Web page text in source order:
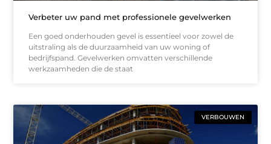
Verbeter uw pand met professionele gevelwerken
Een goed onderhouden gevel is essentieel voor zowel de
uitstraling als de duurzaamheid van uw woning of
bedrijfspand. Gevelwerken omvatten verschillende
werkzaamheden die de staat
VERBOUWEN